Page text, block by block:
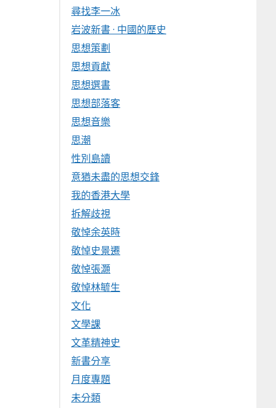
尋找李一冰
岩波新書 · 中國的歷史
思想策劃
思想貢獻
思想選書
思想部落客
思想音樂
思潮
性別島讀
意猶未盡的思想交鋒
我的香港大學
拆解歧視
敬悼余英時
敬悼史景遷
敬悼張灝
敬悼林毓生
文化
文學課
文革精神史
新書分享
月度專題
未分類